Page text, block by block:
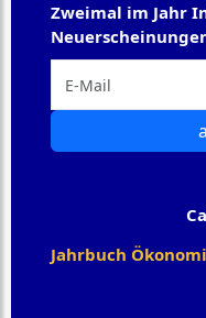
Zweimal im Jahr
Jahrbuch